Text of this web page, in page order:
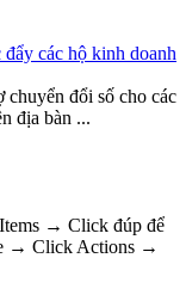
các hộ kinh doanh
đổi số cho các
địa bàn ...
→ Click đúp để
→ Click Actions →